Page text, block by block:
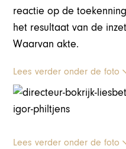
reactie op de
het resultaat van de
Waarvan akte.
Lees verder onder de foto
Lees verder onder de foto